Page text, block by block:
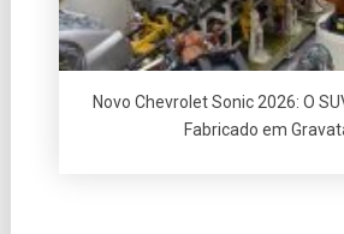
Novo Chevrolet Sonic 2026: O
Fabricado em